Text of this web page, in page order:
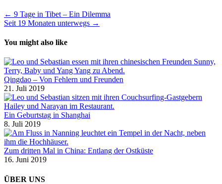
← 9 Tage in Tibet – Ein Dilemma
Seit 19 Monaten unterwegs →
You might also like
Qingdao – Von Fehlern und Freunden
21. Juli 2019
Ein Geburtstag in Shanghai
8. Juli 2019
Zum dritten Mal in China: Entlang der Ostküste
16. Juni 2019
ÜBER UNS